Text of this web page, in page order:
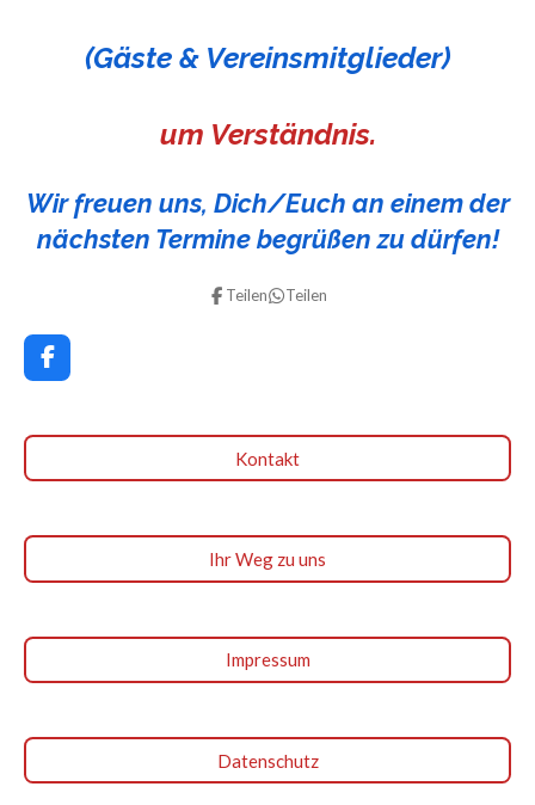
(Gäste & Vereinsmitglieder)
um Verständnis.
Wir freuen uns, Dich/Euch an einem der
nächsten Termine begrüßen zu dürfen!
Teilen Teilen
F
a
e
o
Kontakt
Ihr Weg zu uns
Impressum
Datenschutz